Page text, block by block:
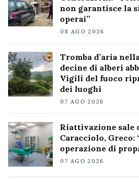
non garantisce la
operai”
08 AGO 2026
Tromba d’aria
decine di alberi
Vigili del fuoco
dei luoghi
07 AGO 2026
Riattivazione sale
Caracciolo, Greco:
operazione di
07 AGO 2026